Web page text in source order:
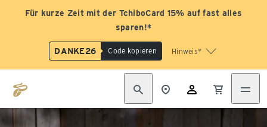
Für kurze Zeit mit der TchiboCard 15% auf fast alles
sparen!*
DANKE26 Code kopieren Hinweis*